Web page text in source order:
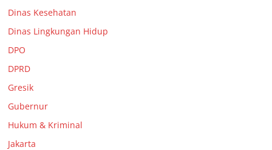
Dinas Kesehatan
Dinas Lingkungan Hidup
DPO
DPRD
Gresik
Gubernur
Hukum & Kriminal
Jakarta